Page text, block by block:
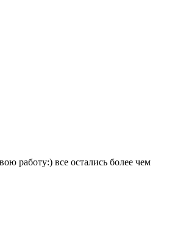
работу:) все остались более чем